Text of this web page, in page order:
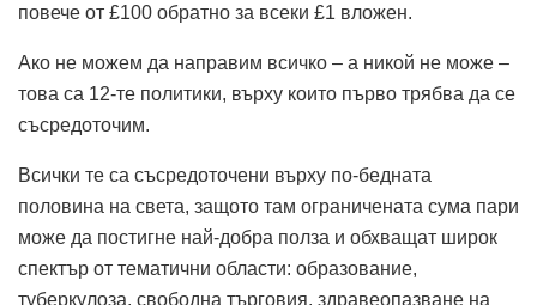
повече от £100 обратно за всеки £1 вложен.
Ако не можем да направим всичко – а никой не може –
това са 12-те политики, върху които първо трябва да се
съсредоточим.
Всички те са съсредоточени върху по-бедната
половина на света, защото там ограничената сума пари
може да постигне най-добра полза и обхващат широк
спектър от тематични области: образование,
туберкулоза, свободна търговия, здравеопазване на